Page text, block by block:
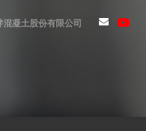
凝土股份有限公司